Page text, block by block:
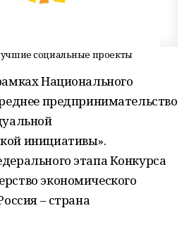
социальные проекты
Национального
предпринимательство
инициативы».
этапа Конкурса
экономического
– страна